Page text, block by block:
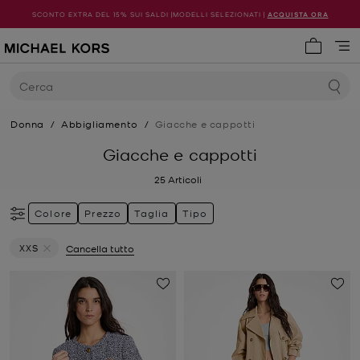
SCONTO EXTRA DEL 15% SUI SALDI |MODELLI SELEZIONATI | ACQUISTA ORA
Cerca
Donna / Abbigliamento / Giacche e cappotti
Giacche e cappotti
25 Articoli
Colore Prezzo Taglia Tipo
XXS
Cancella tutto